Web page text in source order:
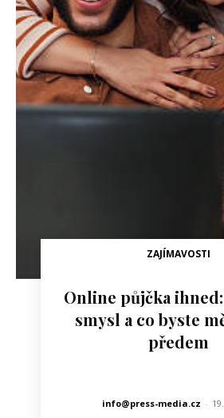
ZAJÍMAVOSTI
Online půjčka
smysl a co byste
předem
info@press-media.cz -